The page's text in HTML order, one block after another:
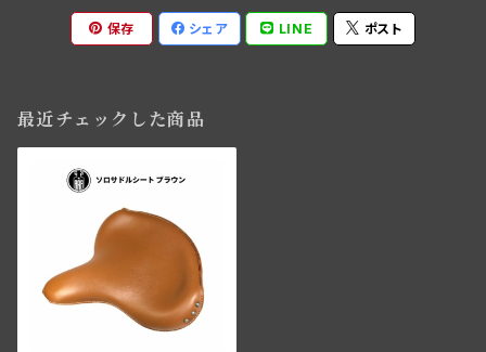
保存 シェア LINE ポスト
最近チェックした商品